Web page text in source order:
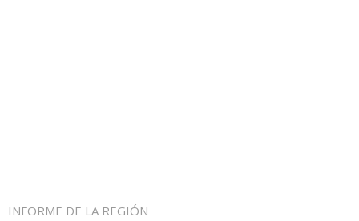
INFORME DE LA REGIÓN